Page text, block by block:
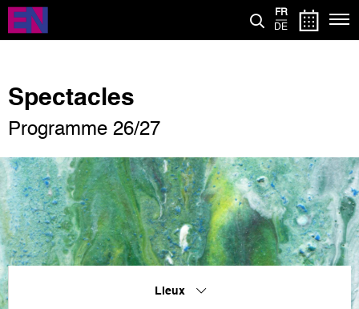
Aller
contenu
FR
DE
Spectacles
Programme 26/27
Lieux